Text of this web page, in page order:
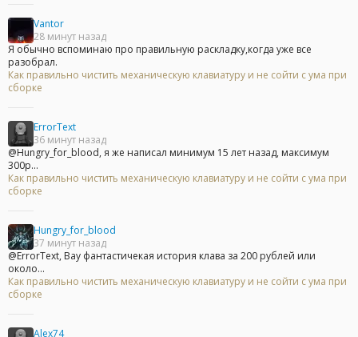
Vantor
28 минут назад
Я обычно вспоминаю про правильную раскладку,когда уже все
разобрал.
Как правильно чистить механическую клавиатуру и не сойти с ума при
сборке
ErrorText
36 минут назад
@Hungry_for_blood, я же написал минимум 15 лет назад, максимум
300р...
Как правильно чистить механическую клавиатуру и не сойти с ума при
сборке
Hungry_for_blood
37 минут назад
@ErrorText, Вау фантастичекая история клава за 200 рублей или
около...
Как правильно чистить механическую клавиатуру и не сойти с ума при
сборке
Alex74